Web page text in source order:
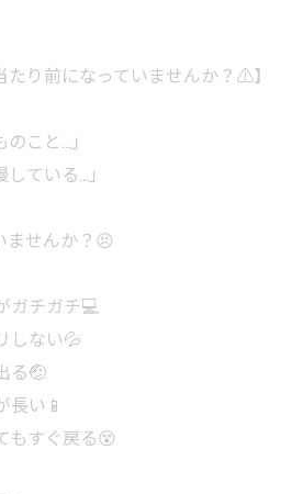
たり前になっていませんか？⚠️】
こと…」
ている…」
ませんか？😣
ガチガチ💻
しない💦
る🤕
い📱
もすぐ戻る😵